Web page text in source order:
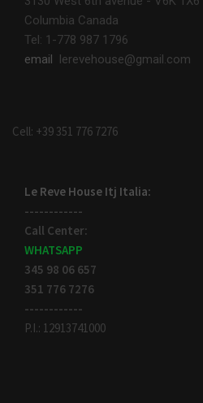
Columbia Canada
Tel: 1-778 987 1796
email lerevehouse@gmail.com
Cell: +39 351 776 7276
Le Reve House Itj Italia:
------------
Call Center:
WHATSAPP
345 98 06 657
351 776 7276
------------
P.I.: 12913741000